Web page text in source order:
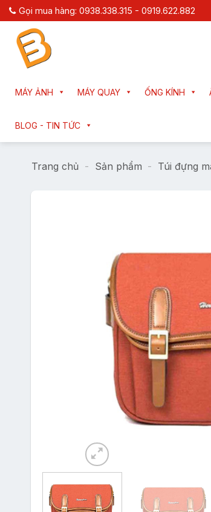
Chuyển
đến
dung
Gọi mua hàng: 0938.338.315 - 0919.622.882
MÁY ẢNH MÁY QUAY ỐNG KÍNH
BLOG - TIN TỨC
Trang chủ - Sản phẩm - Túi đựng